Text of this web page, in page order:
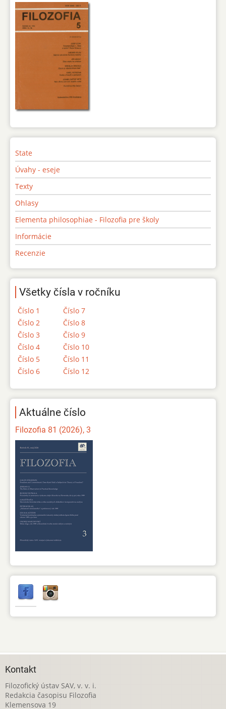
State
Úvahy - eseje
Texty
Ohlasy
Elementa philosophiae - Filozofia pre školy
Informácie
Recenzie
Všetky čísla v ročníku
Číslo 1
Číslo 2
Číslo 3
Číslo 4
Číslo 5
Číslo 6
Číslo 7
Číslo 8
Číslo 9
Číslo 10
Číslo 11
Číslo 12
Aktuálne číslo
Filozofia 81 (2026), 3
Kontakt
Filozofický ústav SAV, v. v. i.
Redakcia časopisu Filozofia
Klemensova 19